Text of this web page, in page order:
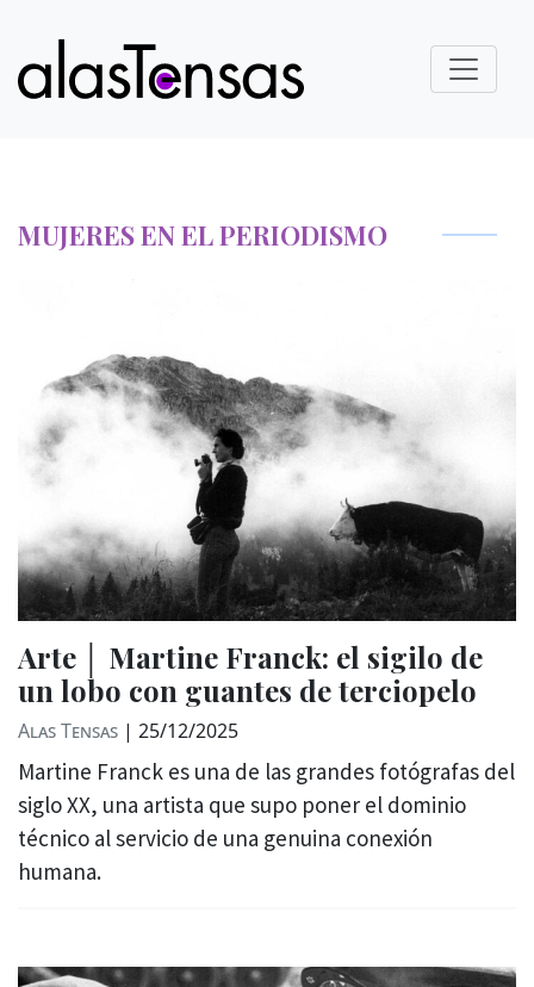
MUJERES EN EL PERIODISMO
Arte │ Martine Franck: el sigilo de
un lobo con guantes de terciopelo
Alas Tensas | 25/12/2025
Martine Franck es una de las grandes fotógrafas del
siglo XX, una artista que supo poner el dominio
técnico al servicio de una genuina conexión
humana.